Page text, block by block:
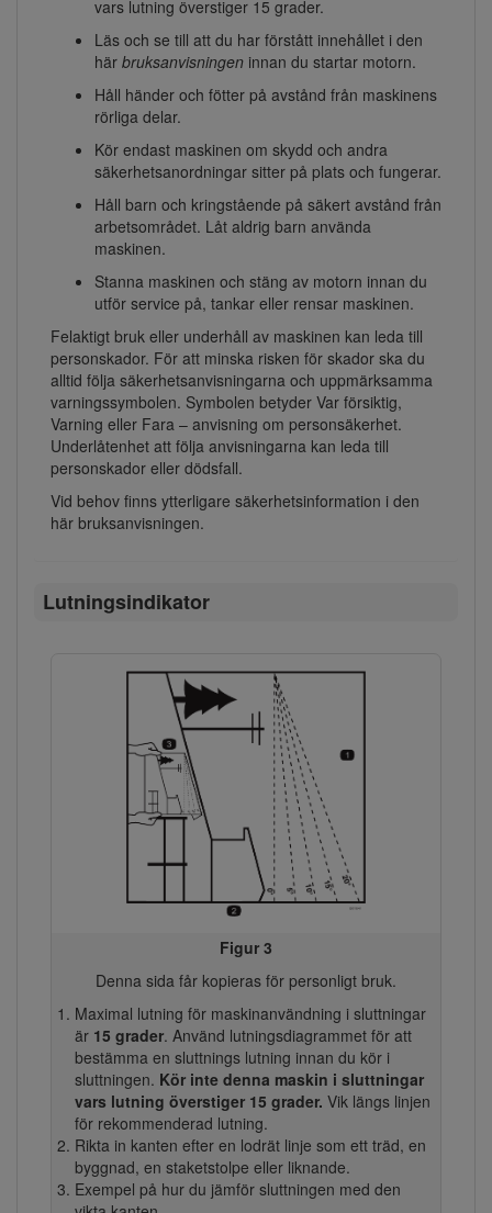
vars lutning överstiger 15 grader.
Läs och se till att du har förstått innehållet i den
här bruksanvisningen innan du startar motorn.
Håll händer och fötter på avstånd från maskinens
rörliga delar.
Kör endast maskinen om skydd och andra
säkerhetsanordningar sitter på plats och fungerar.
Håll barn och kringstående på säkert avstånd från
arbetsområdet. Låt aldrig barn använda
maskinen.
Stanna maskinen och stäng av motorn innan du
utför service på, tankar eller rensar maskinen.
Felaktigt bruk eller underhåll av maskinen kan leda till
personskador. För att minska risken för skador ska du
alltid följa säkerhetsanvisningarna och uppmärksamma
varningssymbolen. Symbolen betyder Var försiktig,
Varning eller Fara – anvisning om personsäkerhet.
Underlåtenhet att följa anvisningarna kan leda till
personskador eller dödsfall.
Vid behov finns ytterligare säkerhetsinformation i den
här bruksanvisningen.
Lutningsindikator
Figur 3
Denna sida får kopieras för personligt bruk.
Maximal lutning för maskinanvändning i sluttningar
är 15 grader. Använd lutningsdiagrammet för att
bestämma en sluttnings lutning innan du kör i
sluttningen. Kör inte denna maskin i sluttningar
vars lutning överstiger 15 grader. Vik längs linjen
för rekommenderad lutning.
Rikta in kanten efter en lodrät linje som ett träd, en
byggnad, en staketstolpe eller liknande.
Exempel på hur du jämför sluttningen med den